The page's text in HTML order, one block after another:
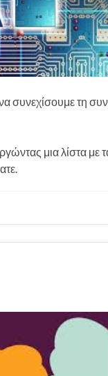
συνεχίσουμε τη
μια λίστα με